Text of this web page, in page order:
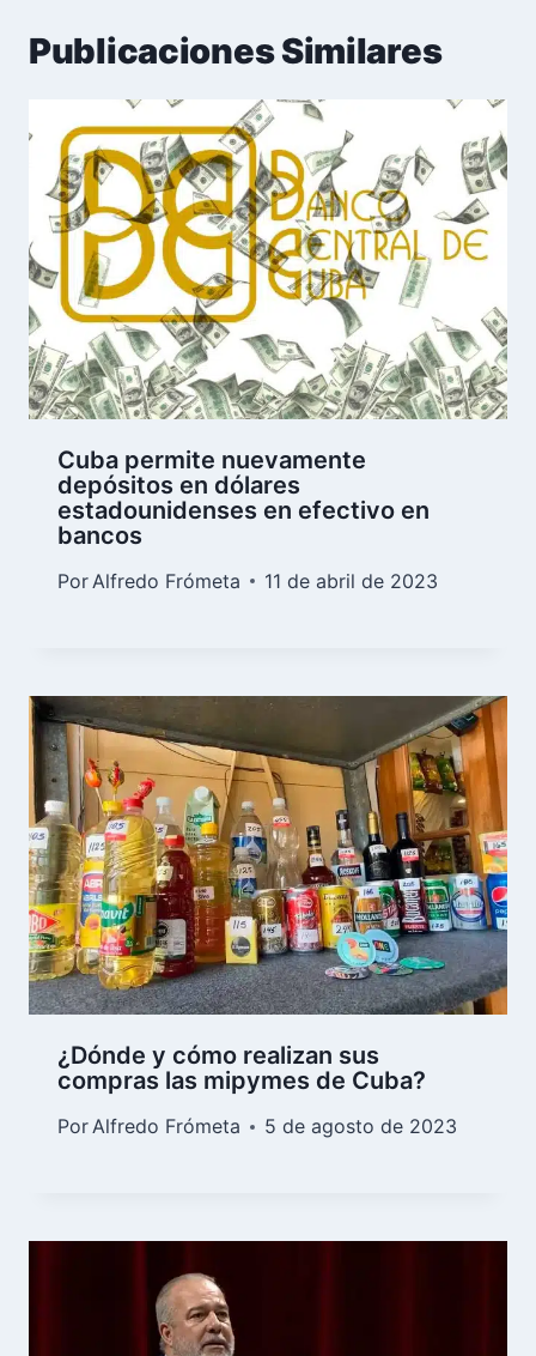
Publicaciones Similares
Cuba permite nuevamente
depósitos en dólares
estadounidenses en efectivo en
bancos
Por Alfredo Frómeta 11 de abril de 2023
¿Dónde y cómo realizan sus
compras las mipymes de Cuba?
PorAlfredo Frómeta 5 de agosto de 2023